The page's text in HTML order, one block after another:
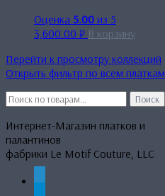
Оценка 5.00 из 5
3,600.00 ₽ В корзину
Перейти к просмотру коллекций
Открыть фильтр по всем платкам
Искать:
Поиск
Интернет-Магазин платков и
палантинов
фабрики Le Motif Couture, LLC